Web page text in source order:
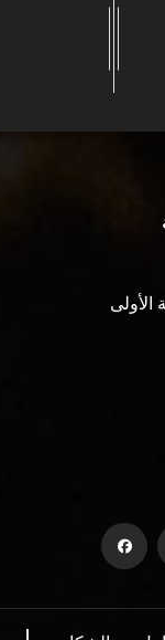
الأولى